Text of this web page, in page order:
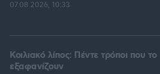
07.08.2026, 10:33
Κοιλιακό λίπος: Πέντε τρόποι που το
εξαφανίζουν